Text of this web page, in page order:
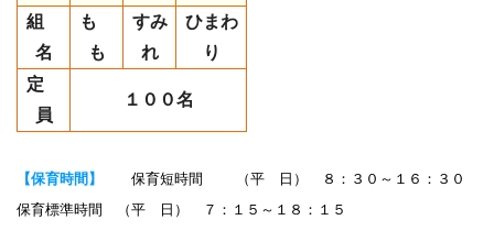
組
名
も
も
すみ
れ
ひまわ
り
定
員
１００名
【保育時間】
保育短時間 （平 日） ８：３０～１６：３０
保育標準時間 （平 日） ７：１５～１８：１５